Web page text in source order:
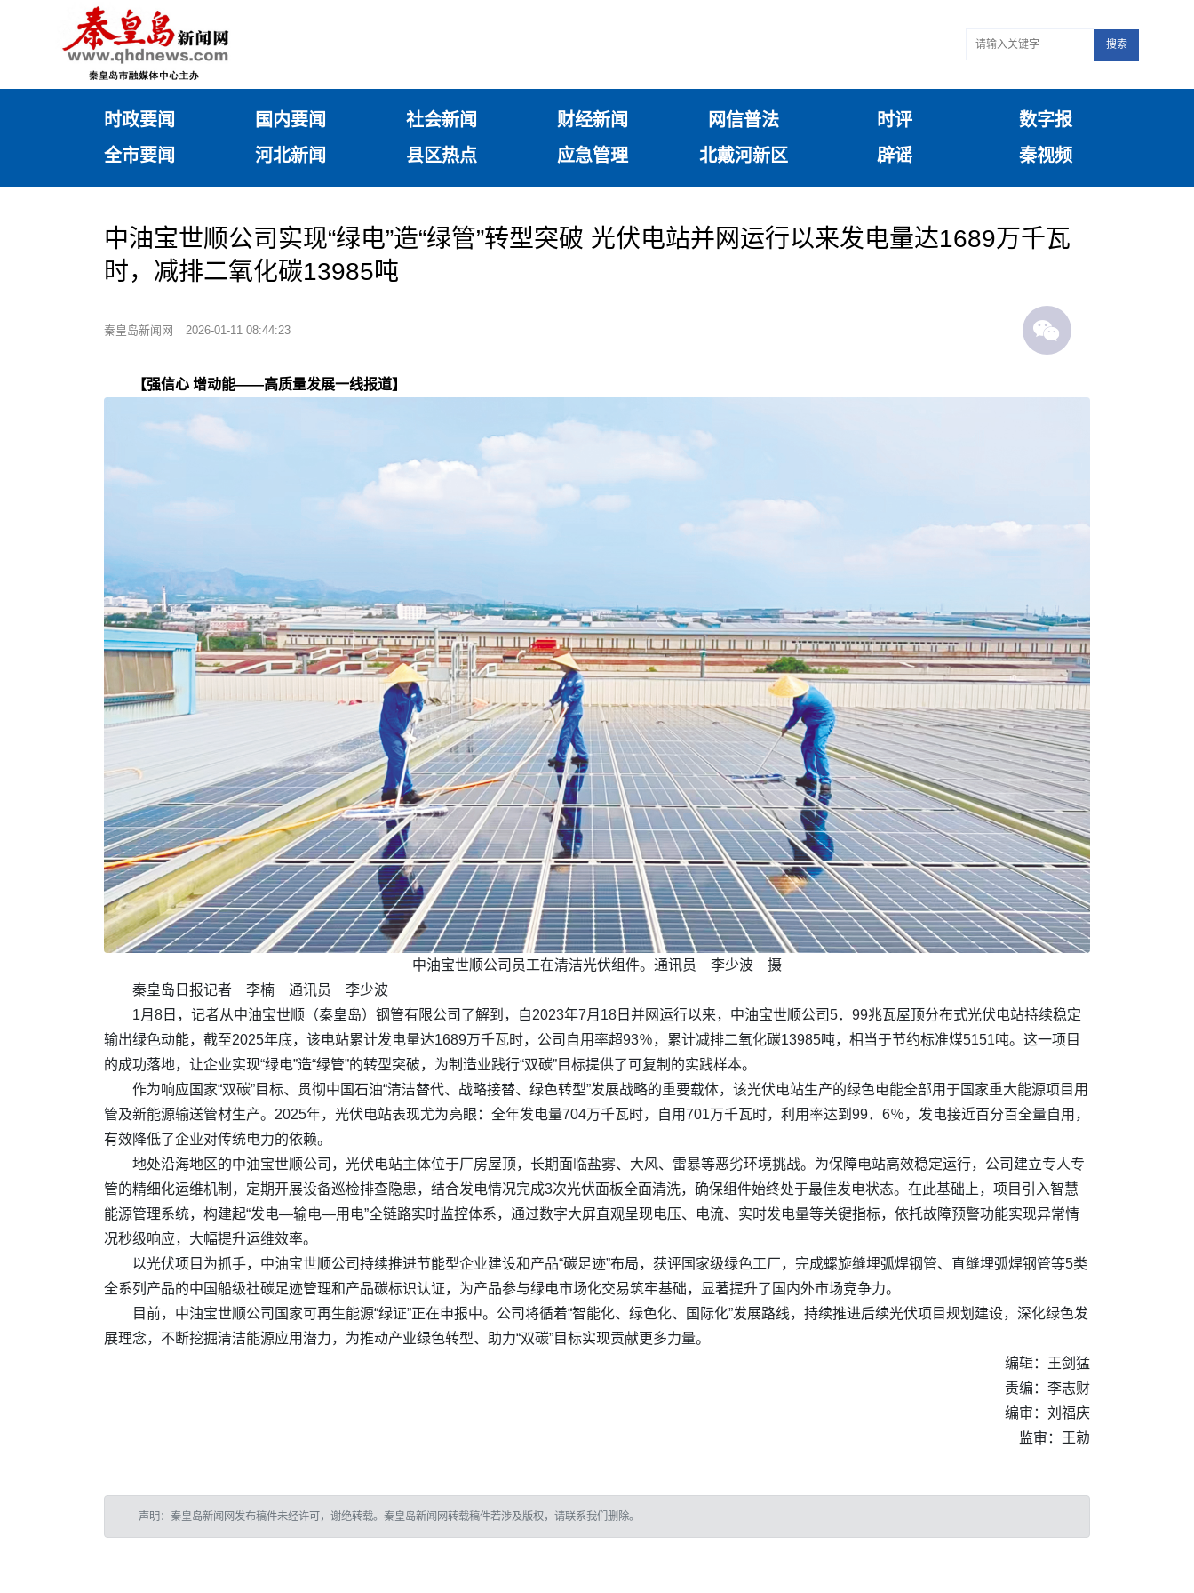
搜索
时政要闻 国内要闻 社会新闻 财经新闻 网信普法 时评
数字报
全市要闻
河北新闻 县区热点 应急管理 北戴河新区 辟谣 秦视频
中油宝世顺公司实现“绿电”造“绿管”转型突破 光伏电站并网运行以来发电量达1689万千瓦
时，减排二氧化碳13985吨
秦皇岛新闻网 2026-01-11 08:44:23
【强信心 增动能——高质量发展一线报道】
中油宝世顺公司员工在清洁光伏组件。通讯员 李少波 摄
秦皇岛日报记者 李楠 通讯员 李少波
1月8日，记者从中油宝世顺（秦皇岛）钢管有限公司了解到，自2023年7月18日并网运行以来，中油宝世顺公司5．99兆瓦屋顶分布式光伏电站持续稳定
输出绿色动能，截至2025年底，该电站累计发电量达1689万千瓦时，公司自用率超93％，累计减排二氧化碳13985吨，相当于节约标准煤5151吨。这一项目
的成功落地，让企业实现“绿电”造“绿管”的转型突破，为制造业践行“双碳”目标提供了可复制的实践样本。
作为响应国家“双碳”目标、贯彻中国石油“清洁替代、战略接替、绿色转型”发展战略的重要载体，该光伏电站生产的绿色电能全部用于国家重大能源项目用
管及新能源输送管材生产。2025年，光伏电站表现尤为亮眼：全年发电量704万千瓦时，自用701万千瓦时，利用率达到99．6％，发电接近百分百全量自用，
有效降低了企业对传统电力的依赖。
地处沿海地区的中油宝世顺公司，光伏电站主体位于厂房屋顶，长期面临盐雾、大风、雷暴等恶劣环境挑战。为保障电站高效稳定运行，公司建立专人专
管的精细化运维机制，定期开展设备巡检排查隐患，结合发电情况完成3次光伏面板全面清洗，确保组件始终处于最佳发电状态。在此基础上，项目引入智慧
能源管理系统，构建起“发电—输电—用电”全链路实时监控体系，通过数字大屏直观呈现电压、电流、实时发电量等关键指标，依托故障预警功能实现异常情
况秒级响应，大幅提升运维效率。
以光伏项目为抓手，中油宝世顺公司持续推进节能型企业建设和产品“碳足迹”布局，获评国家级绿色工厂，完成螺旋缝埋弧焊钢管、直缝埋弧焊钢管等5类
全系列产品的中国船级社碳足迹管理和产品碳标识认证，为产品参与绿电市场化交易筑牢基础，显著提升了国内外市场竞争力。
目前，中油宝世顺公司国家可再生能源“绿证”正在申报中。公司将循着“智能化、绿色化、国际化”发展路线，持续推进后续光伏项目规划建设，深化绿色发
展理念，不断挖掘清洁能源应用潜力，为推动产业绿色转型、助力“双碳”目标实现贡献更多力量。
编辑：王剑猛
责编：李志财
编审：刘福庆
监审：王勍
声明：秦皇岛新闻网发布稿件未经许可，谢绝转载。秦皇岛新闻网转载稿件若涉及版权，请联系我们删除。